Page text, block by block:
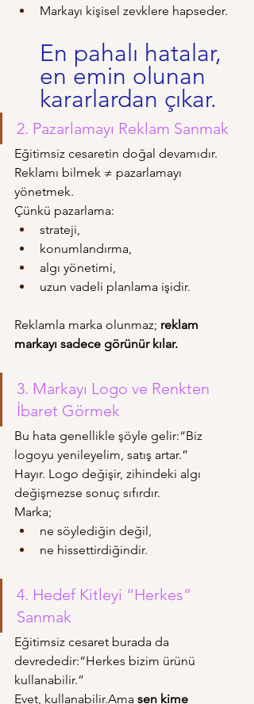
Markayı kişisel zevklere hapseder.
En pahalı hatalar,
en emin olunan
kararlardan çıkar.
2. Pazarlamayı Reklam Sanmak
Eğitimsiz cesaretin doğal devamıdır.
Reklamı bilmek ≠ pazarlamayı
yönetmek.
Çünkü pazarlama:
strateji,
konumlandırma,
algı yönetimi,
uzun vadeli planlama işidir.
Reklamla marka olunmaz; reklam
markayı sadece görünür kılar.
3. Markayı Logo ve Renkten
İbaret Görmek
Bu hata genellikle şöyle gelir:“Biz
logoyu yenileyelim, satış artar.”
Hayır. Logo değişir, zihindeki algı
değişmezse sonuç sıfırdır.
Marka;
ne söylediğin değil,
ne hissettirdiğindir.
4. Hedef Kitleyi “Herkes”
Sanmak
Eğitimsiz cesaret burada da
devrededir:“Herkes bizim ürünü
kullanabilir.”
Evet, kullanabilir.Ama sen kime